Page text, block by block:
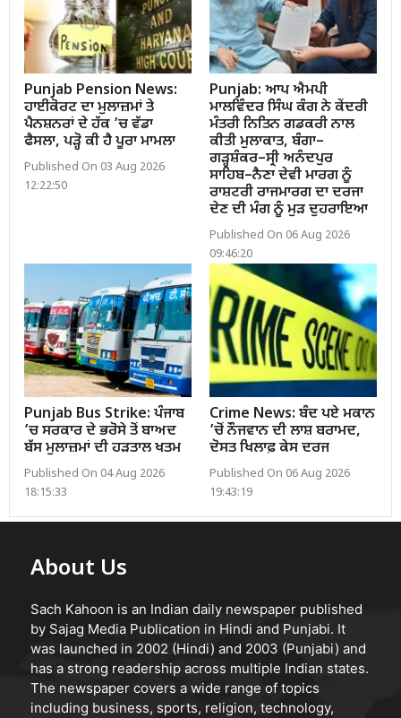
Punjab Pension News:
ਹਾਈਕੋਰਟ ਦਾ ਮੁਲਾਜ਼ਮਾਂ ਤੇ
ਪੈਨਸ਼ਨਰਾਂ ਦੇ ਹੱਕ ’ਚ ਵੱਡਾ
ਫੈਸਲਾ, ਪੜ੍ਹੋ ਕੀ ਹੈ ਪੂਰਾ ਮਾਮਲਾ
Published On 03 Aug 2026
12:22:50
Punjab: ਆਪ ਐਮਪੀ
ਮਾਲਵਿੰਦਰ ਸਿੰਘ ਕੰਗ ਨੇ ਕੇਂਦਰੀ
ਮੰਤਰੀ ਨਿਤਿਨ ਗਡਕਰੀ ਨਾਲ
ਕੀਤੀ ਮੁਲਾਕਾਤ, ਬੰਗਾ–
ਗੜ੍ਹਸ਼ੰਕਰ–ਸ੍ਰੀ ਅਨੰਦਪੁਰ
ਸਾਹਿਬ–ਨੈਣਾ ਦੇਵੀ ਮਾਰਗ ਨੂੰ
ਰਾਸ਼ਟਰੀ ਰਾਜਮਾਰਗ ਦਾ ਦਰਜਾ
ਦੇਣ ਦੀ ਮੰਗ ਨੂੰ ਮੁੜ ਦੁਹਰਾਇਆ
Published On 06 Aug 2026
09:46:20
Punjab Bus Strike: ਪੰਜਾਬ
’ਚ ਸਰਕਾਰ ਦੇ ਭਰੋਸੇ ਤੋਂ ਬਾਅਦ
ਬੱਸ ਮੁਲਾਜ਼ਮਾਂ ਦੀ ਹੜਤਾਲ ਖਤਮ
Published On 04 Aug 2026
18:15:33
Crime News: ਬੰਦ ਪਏ ਮਕਾਨ
’ਚੋਂ ਨੌਜਵਾਨ ਦੀ ਲਾਸ਼ ਬਰਾਮਦ,
ਦੋਸਤ ਖਿਲਾਫ਼ ਕੇਸ ਦਰਜ
Published On 06 Aug 2026
19:43:19
About Us
Sach Kahoon is an Indian daily newspaper published
by Sajag Media Publication in Hindi and Punjabi. It
was launched in 2002 (Hindi) and 2003 (Punjabi) and
has a strong readership across multiple Indian states.
The newspaper covers a wide range of topics
including business, sports, religion, technology,